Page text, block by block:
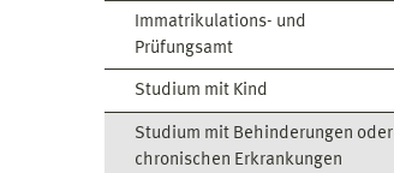
Immatrikulations- und
Prüfungsamt
Studium mit Kind
Studium mit Behinderungen oder
chronischen Erkrankungen